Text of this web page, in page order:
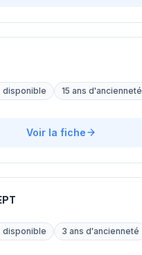
disponible
15 ans d'ancienneté
Voir la fiche
disponible
3 ans d'ancienneté